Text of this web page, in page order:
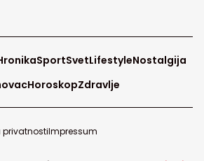
SportSvetLifestyleNostalgija
HoroskopZdravlje
privatnostiImpressum